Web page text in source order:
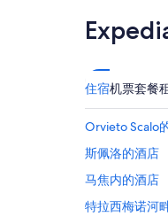
住宿机票套餐
Orvieto Scalo
斯佩洛的酒店
马焦内的酒店
特拉西梅诺河